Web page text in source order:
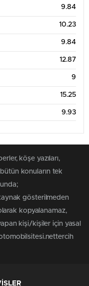
9.84
10.23
9.84
12.87
9
15.25
9.93
köşe yazıları,
konuların tek
gösterilmeden
kopyalanamaz,
kişi/kişiler için yasal